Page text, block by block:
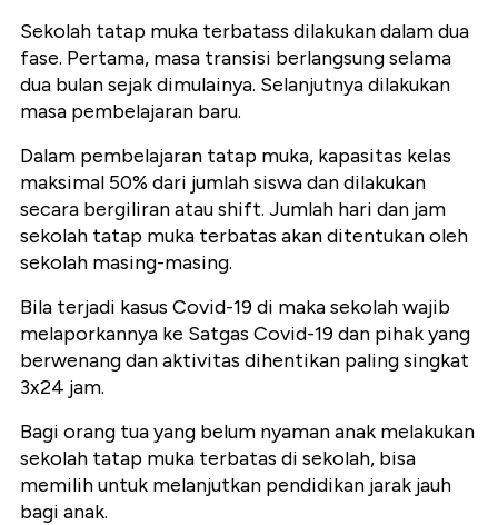
Sekolah tatap muka terbatass dilakukan dalam dua
fase. Pertama, masa transisi berlangsung selama
dua bulan sejak dimulainya. Selanjutnya dilakukan
masa pembelajaran baru.
Dalam pembelajaran tatap muka, kapasitas kelas
maksimal 50% dari jumlah siswa dan dilakukan
secara bergiliran atau shift. Jumlah hari dan jam
sekolah tatap muka terbatas akan ditentukan oleh
sekolah masing-masing.
Bila terjadi kasus Covid-19 di maka sekolah wajib
melaporkannya ke Satgas Covid-19 dan pihak yang
berwenang dan aktivitas dihentikan paling singkat
3x24 jam.
Bagi orang tua yang belum nyaman anak melakukan
sekolah tatap muka terbatas di sekolah, bisa
memilih untuk melanjutkan pendidikan jarak jauh
bagi anak.